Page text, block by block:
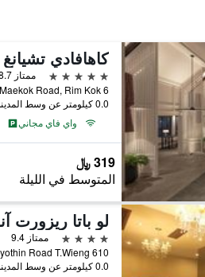
5 نجوم
ممتاز 8.7
6 Moo 4 Maekok Road, Rim Kok, تشيانغ راي, تايلاند
0.0 كيلومتر عن وسط المدينة
واي فاي مجاني
319 ﷼
المتوسط في الليلة
4 نجوم
ممتاز 9.4
0.0 كيلومتر عن وسط المدينة